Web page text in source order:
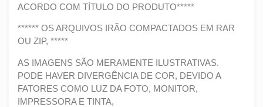
ACORDO COM TÍTULO DO PRODUTO*****
****** OS ARQUIVOS IRÃO COMPACTADOS EM RAR
OU ZIP, *****
AS IMAGENS SÃO MERAMENTE ILUSTRATIVAS.
PODE HAVER DIVERGÊNCIA DE COR, DEVIDO A
FATORES COMO LUZ DA FOTO, MONITOR,
IMPRESSORA E TINTA,